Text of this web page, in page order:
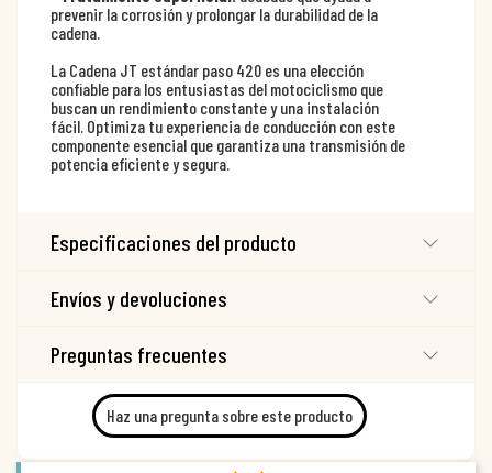
prevenir la corrosión y prolongar la durabilidad de la
cadena.
La Cadena JT estándar paso 420 es una elección
confiable para los entusiastas del motociclismo que
buscan un rendimiento constante y una instalación
fácil. Optimiza tu experiencia de conducción con este
componente esencial que garantiza una transmisión de
potencia eficiente y segura.
Especificaciones del producto
Envíos y devoluciones
Preguntas frecuentes
Haz una pregunta sobre este producto